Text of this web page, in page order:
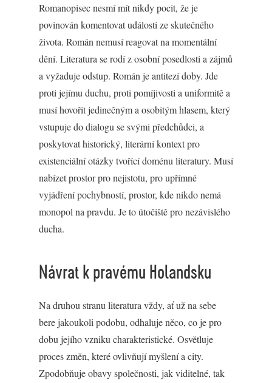
Romanopisec nesmí mít nikdy pocit, že je
povinován komentovat události ze skutečného
života. Román nemusí reagovat na momentální
dění. Literatura se rodí z osobní posedlosti a zájmů
a vyžaduje odstup. Román je antitezí doby. Jde
proti jejímu duchu, proti pomíjivosti a uniformitě a
musí hovořit jedinečným a osobitým hlasem, který
vstupuje do dialogu se svými předchůdci, a
poskytovat historický, literární kontext pro
existenciální otázky tvořící doménu literatury. Musí
nabízet prostor pro nejistotu, pro upřímné
vyjádření pochybností, prostor, kde nikdo nemá
monopol na pravdu. Je to útočiště pro nezávislého
ducha.
Návrat k pravému Holandsku
Na druhou stranu literatura vždy, ať už na sebe
bere jakoukoli podobu, odhaluje něco, co je pro
dobu jejího vzniku charakteristické. Osvětluje
proces změn, které ovlivňují myšlení a city.
Zpodobňuje obavy společnosti, jak viditelné, tak